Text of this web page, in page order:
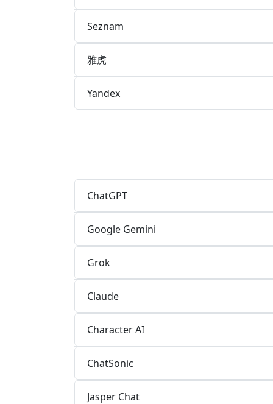
Seznam
雅虎
Yandex
ChatGPT
Google Gemini
Grok
Claude
Character AI
ChatSonic
Jasper Chat